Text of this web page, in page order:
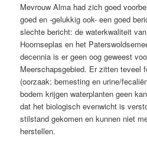
Mevrouw Alma had zich goed
goed en -gelukkig ook- een goed
slechte bericht: de waterkwaliteit
Hoornseplas en het
decennia is er geen oog geweest
Meerschapsgebied. Er zitten teveel
(oorzaak: bemesting en urine/
bodem krijgen waterplanten geen
dat het biologisch evenwicht is
stilstand gekomen en kunnen niet
herstellen.